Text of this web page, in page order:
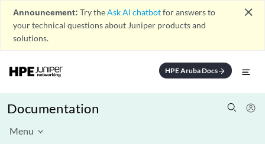
Announcement: Try theAsk AI chatbotfor answers to
your technical questions about Juniper products and
solutions.
close
HPE Aruba Docsarrow_forward
Documentation
Menu